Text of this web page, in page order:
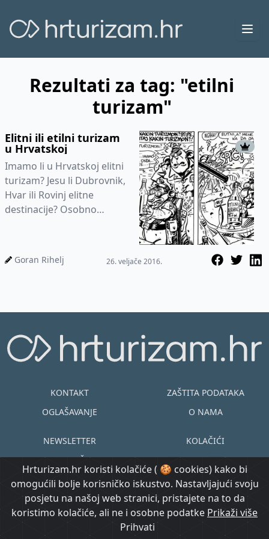
Rezultati za tag: "etilni
turizam"
Elitni ili etilni turizam
u Hrvatskoj
Imamo li u Hrvatskoj elitni
turizam? Jesu li Dubrovnik,
Hvar ili Rovinj elitne
destinacije? Osobno
Goran Rihelj 26. veljače 2016.
Hrturizam.hr koristi kolačiće ( 🍪 cookies) kako bi
omogućili bolje korisničko iskustvo. Nastavljajući svoju
posjetu na našoj web stranici, pristajete na to da
koristimo kolačiće, ali ne i osobne podatke Prikaži više
Prihvati
KONTAKT
OGLAŠAVANJE
ZAŠTITA PODATAKA
O NAMA
NEWSLETTER
UVJETI KORIŠTENJA
KOLAČIĆI
EN HR
© Copyright
2015.-2026.
@ Created by
Morgan Code
Prijavi se